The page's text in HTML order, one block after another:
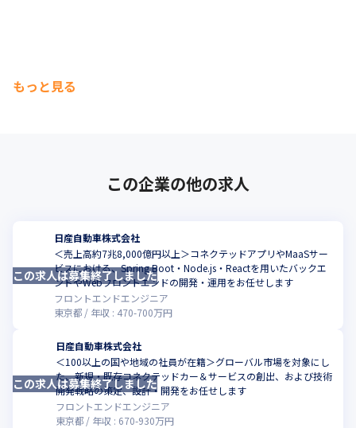
もっと見る
この企業の他の求人
日産自動車株式会社
＜売上高約7兆8,000億円以上＞コネクテッドアプリやMaaSサー
ビスにおける、Spring Boot・Node.js・Reactを用いたバックエ
ンドやWebフロントエンドの開発・運用をお任せします
フロントエンドエンジニア
東京都
年収 : 470-700万円
この求人は募集終了しました
日産自動車株式会社
＜100以上の国や地域の社員が在籍＞グローバル市場を対象にし
た、新規・既存コネクテッドカー＆サービスの創出、および技術
開発戦略の策定、設計・開発をお任せします
フロントエンドエンジニア
東京都
年収 : 670-930万円
この求人は募集終了しました